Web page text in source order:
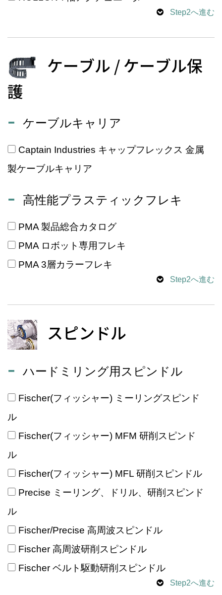
Step2へ進む
ケーブル / ケーブル保
護
ケーブルキャリア
Captain Industries キャップフレックス 金属
製ケーブルキャリア
高性能プラスティックフレキ
PMA 製品総合カタログ
PMA ロボット専用フレキ
PMA 3層カラーフレキ
Step2へ進む
スピンドル
ハードミリング用スピンドル
Fischer(フィッシャー) ミーリングスピンド
ル
Fischer(フィッシャー) MFM 研削スピンド
ル
Fischer(フィッシャー) MFL 研削スピンドル
Precise ミーリング、ドリル、研削スピンド
ル
Fischer/Precise 高周波スピンドル
Fischer 高周波研削スピンドル
Fischer ベルト駆動研削スピンドル
Step2へ進む